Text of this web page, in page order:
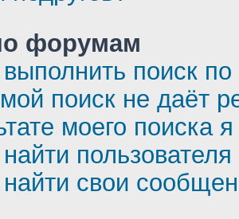
форумам
поиск
поиск не даёт
моего поиска
свои